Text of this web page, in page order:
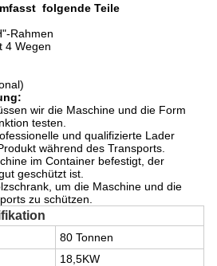
folgende Teile
Rahmen
4 Wegen
wir die Maschine und die Form
testen.
und qualifizierte Lader
während des Transports.
im Container befestigt, der
geschützt ist.
um die Maschine und die
zu schützen.
80 Tonnen
18,5KW